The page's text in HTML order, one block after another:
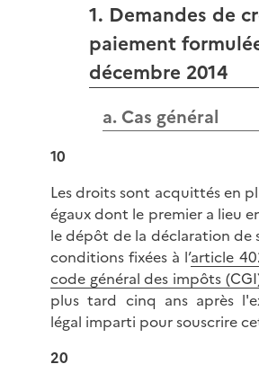
1. Demandes de
paiement
décembre 2014
a. Cas général
10
Les droits sont acquittés en
égaux dont le premier a lieu
le dépôt de la déclaration de
conditions fixées à l’article
code général des impôts
plus tard cinq ans après
légal imparti pour souscrire
20